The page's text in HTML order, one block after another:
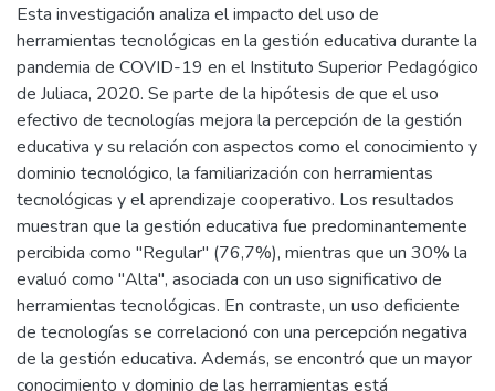
Esta investigación analiza el impacto del uso de
herramientas tecnológicas en la gestión educativa durante la
pandemia de COVID-19 en el Instituto Superior Pedagógico
de Juliaca, 2020. Se parte de la hipótesis de que el uso
efectivo de tecnologías mejora la percepción de la gestión
educativa y su relación con aspectos como el conocimiento y
dominio tecnológico, la familiarización con herramientas
tecnológicas y el aprendizaje cooperativo. Los resultados
muestran que la gestión educativa fue predominantemente
percibida como "Regular" (76,7%), mientras que un 30% la
evaluó como "Alta", asociada con un uso significativo de
herramientas tecnológicas. En contraste, un uso deficiente
de tecnologías se correlacionó con una percepción negativa
de la gestión educativa. Además, se encontró que un mayor
conocimiento y dominio de las herramientas está